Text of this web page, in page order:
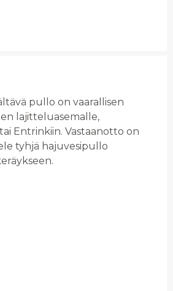
pullo on vaarallisen
lajitteluasemalle,
Entrinkiin. Vastaanotto on
tyhjä hajuvesipullo